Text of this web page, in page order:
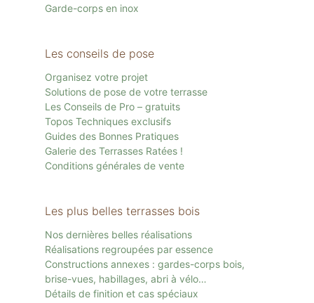
Garde-corps en inox
Les conseils de pose
Organisez votre projet
Solutions de pose de votre terrasse
Les Conseils de Pro – gratuits
Topos Techniques exclusifs
Guides des Bonnes Pratiques
Galerie des Terrasses Ratées !
Conditions générales de vente
Les plus belles terrasses bois
Nos dernières belles réalisations
Réalisations regroupées par essence
Constructions annexes : gardes-corps bois,
brise-vues, habillages, abri à vélo…
Détails de finition et cas spéciaux